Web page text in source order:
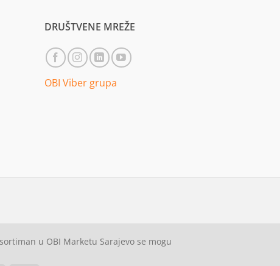
DRUŠTVENE MREŽE
OBI Viber grupa
u OBI Marketu Sarajevo se mogu